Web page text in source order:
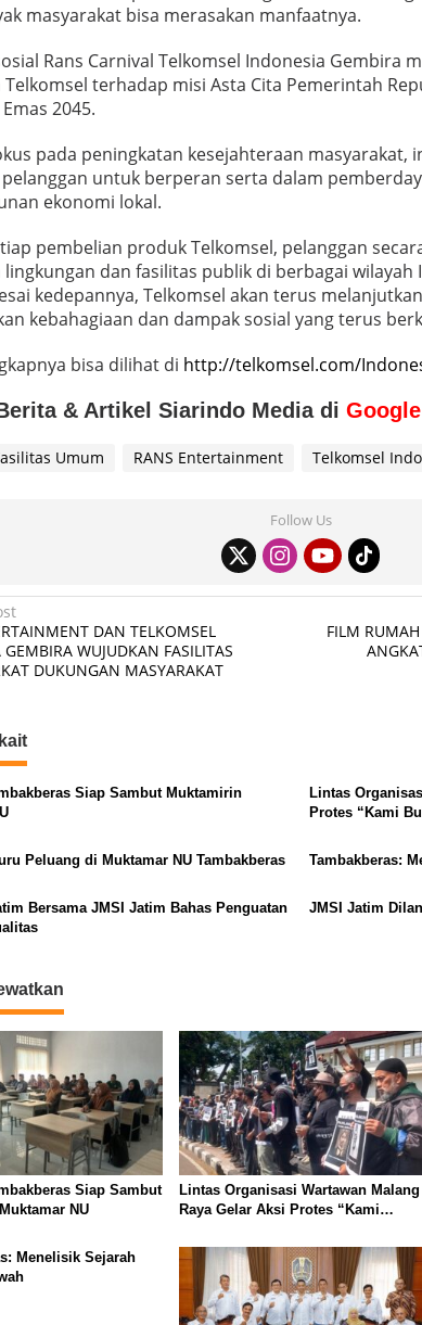
L
N
G
masyarakat bisa merasakan manfaatnya.
Rans Carnival Telkomsel Indonesia Gembira
terhadap misi Asta Cita Pemerintah
2045.
pada peningkatan kesejahteraan masyarakat,
untuk berperan serta dalam
ekonomi lokal.
pembelian produk Telkomsel, pelanggan
dan fasilitas publik di berbagai wilayah
kedepannya, Telkomsel akan terus
kebahagiaan dan dampak sosial yang terus
bisa dilihat di http://telkomsel.com/
& Artikel Siarindo Media di
Umum RANS Entertainment Telkomsel
Follow Us
DAN TELKOMSEL
WUJUDKAN FASILITAS
DUKUNGAN MASYARAKAT
FILM
Siap Sambut Muktamirin
Lintas
Protes “Kami
Peluang di Muktamar NU Tambakberas Tambakberas:
Bersama JMSI Jatim Bahas Penguatan
JMSI Jatim
Siap Sambut
NU
Lintas Organisasi Wartawan Malang
Raya Gelar Aksi Protes “Kami
Menelisik Sejarah